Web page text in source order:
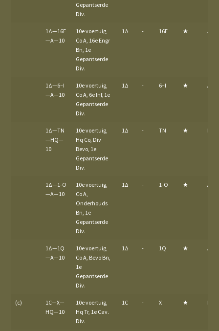
Gepantserde
Div.
1Δ—16E
—A—10
10e voertuig,
Co A, 16e Engr
Bn, 1e
Gepantserde
Div.
1Δ - 16E ★ A
1Δ—6–I
—A—10
10e voertuig,
Co A, 6e Inf, 1e
Gepantserde
Div.
1Δ - 6–I ★ A
1Δ—TN
—HQ—
10
10e voertuig,
Hq Co, Div
Bevo, 1e
Gepantserde
Div.
1Δ - TN ★
1Δ—1-O
—A—10
10e voertuig,
Co A,
Onderhouds
Bn, 1e
Gepantserde
Div.
1Δ - 1-O ★ A
1Δ—1Q
—A—10
10e voertuig,
Co A, Bevo Bn,
1e
Gepantserde
Div.
1Δ - 1Q ★ A
(c)
1C—X—
HQ—10
10e voertuig,
Hq Tr, 1e Cav.
Div.
1C - X ★